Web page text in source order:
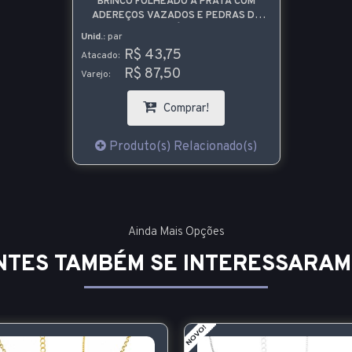
ADEREÇOS VAZADOS E PEDRAS DE
Unid.:par
Atacado: R$ 43,75
Varejo: R$ 87,50
Comprar!
Produto(s) Relacionado(s)
Ainda Mais Opções
TAMBÉM SE